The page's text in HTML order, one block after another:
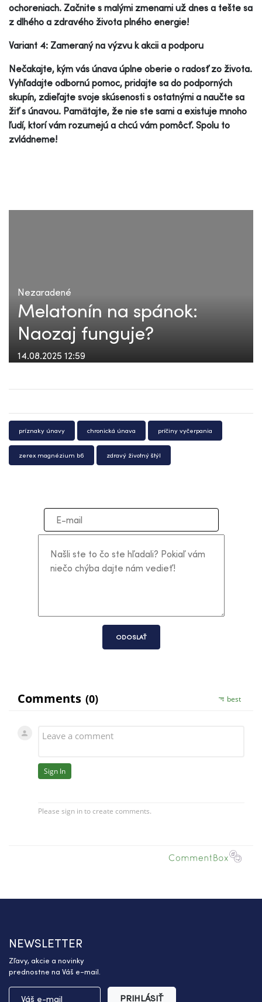
ochoreniach. Začnite s malými zmenami už dnes a tešte sa
z dlhého a zdravého života plného energie!
Variant 4: Zameraný na výzvu k akcii a podporu
Nečakajte, kým vás únava úplne oberie o radosť zo života.
Vyhľadajte odbornú pomoc, pridajte sa do podporných
skupín, zdieľajte svoje skúsenosti s ostatnými a naučte sa
žiť s únavou. Pamätajte, že nie ste sami a existuje mnoho
ľudí, ktorí vám rozumejú a chcú vám pomôcť. Spolu to
zvládneme!
Nezaradené
Melatonín na spánok:
Naozaj funguje?
14.08.2025 12:59
príznaky únavy chronická únava príčiny vyčerpania
zerex magnézium b6 zdravý životný štýl
ODOSLAŤ
NEWSLETTER
Zľavy, akcie a novinky
prednostne na Váš e-mail.
PRIHLÁSIŤ